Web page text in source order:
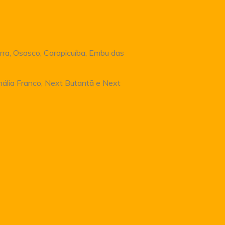
Osasco, Carapicuíba, Embu das
Franco, Next Butantã e Next